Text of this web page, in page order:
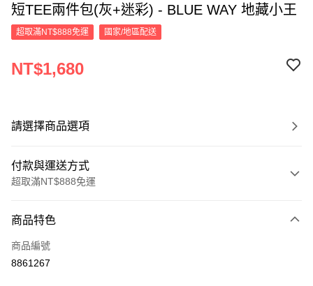
短TEE兩件包(灰+迷彩) - BLUE WAY 地藏小王
超取滿NT$888免運 國家/地區配送
NT$1,680
請選擇商品選項
付款與運送方式
超取滿NT$888免運
信用卡一次付款
超商取貨付款
商品特色
商品編號
8861267